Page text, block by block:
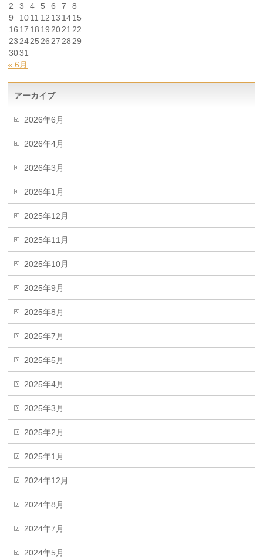
2
3 4 5 6 7
8
9
1011 12 13 1415
16 17 18 19 2021 22
23 2425 26 27 28 29
3031
« 6月
アーカイブ
2026年6月
2026年4月
2026年3月
2026年1月
2025年12月
2025年11月
2025年10月
2025年9月
2025年8月
2025年7月
2025年5月
2025年4月
2025年3月
2025年2月
2025年1月
2024年12月
2024年8月
2024年7月
2024年5月